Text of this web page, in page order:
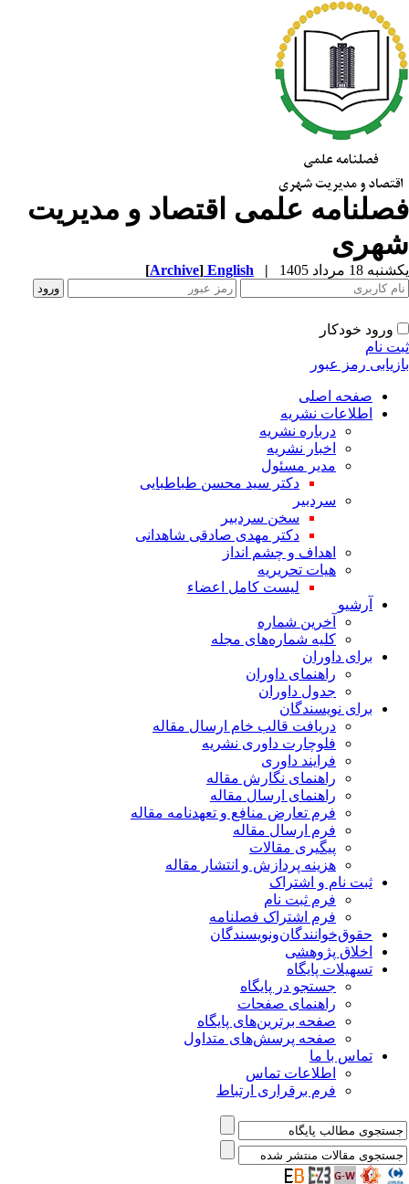
علمی اقتصاد و مدیریت
18 مرداد 1405 |
English
[Archive]
ورود خودکار
نام
رمز عبور
صفحه اصلی
اطلاعات نشریه
درباره نشریه
اخبار نشریه
مدیر مسئول
دکتر سید محسن طباطبایی
سردبیر
سخن سردبیر
دکتر مهدی صادقی شاهدانی
اهداف و چشم انداز
هیات تحریریه
لیست کامل اعضاء
آرشیو
آخرین شماره
کلیه شماره‌های مجله
برای داوران
راهنمای داوران
جدول داوران
برای نویسندگان
دریافت قالب خام ارسال مقاله
فلوچارت داوری نشریه
فرایند داوری
راهنمای نگارش مقاله
راهنمای ارسال مقاله
فرم تعارض منافع و تعهدنامه مقاله
فرم ارسال مقاله
پیگیری مقالات
هزینه پردازش و انتشار مقاله
ثبت نام و اشتراک
فرم ثبت نام
فرم اشتراک فصلنامه
حقوق‌خوانندگان‌و‌نویسندگان
اخلاق پژوهشی
تسهیلات پایگاه
جستجو در پایگاه
راهنمای صفحات
صفحه برترین‌های پایگاه
صفحه پرسش‌های متداول
تماس با ما
اطلاعات تماس
فرم برقراری ارتباط